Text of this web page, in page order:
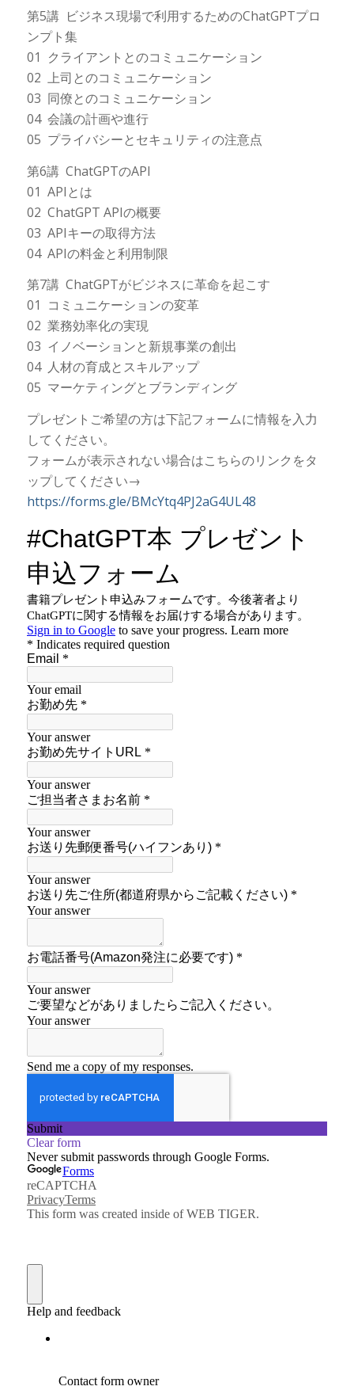
第5講 ビジネス現場で利用するためのChatGPTプロ
ンプト集
01 クライアントとのコミュニケーション
02 上司とのコミュニケーション
03 同僚とのコミュニケーション
04 会議の計画や進行
05 プライバシーとセキュリティの注意点
第6講 ChatGPTのAPI
01 APIとは
02 ChatGPT APIの概要
03 APIキーの取得方法
04 APIの料金と利用制限
第7講 ChatGPTがビジネスに革命を起こす
01 コミュニケーションの変革
02 業務効率化の実現
03 イノベーションと新規事業の創出
04 人材の育成とスキルアップ
05 マーケティングとブランディング
プレゼントご希望の方は下記フォームに情報を入力
してください。
フォームが表示されない場合はこちらのリンクをタ
ップしてください→
https://forms.gle/BMcYtq4PJ2aG4UL48